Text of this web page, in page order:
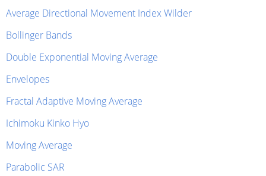
Average Directional Movement Index Wilder
Bollinger Bands
Double Exponential Moving Average
Envelopes
Fractal Adaptive Moving Average
Ichimoku Kinko Hyo
Moving Average
Parabolic SAR